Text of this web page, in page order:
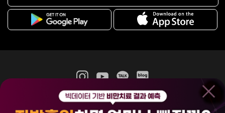
365mc 병·의원 이용약관
홈페이지 이용약관
비급여진료수가